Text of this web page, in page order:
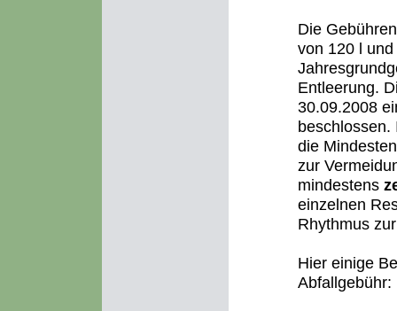
Die
von 120 l
Entleerung.
30.09.2008
beschlossen.
die
zur
mindestens
einzelnen
Rhythmus
Hier einige
Abfallgebühr: